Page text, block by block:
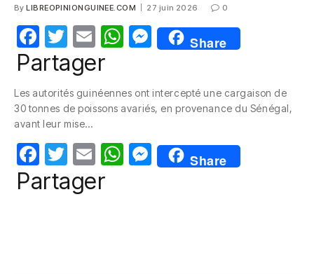
By LIBREOPINIONGUINEE.COM 27 juin 2026 0
F
a
e
b
o
o
k
T
w
itt
er
E
m
W
s
p
p
M
e
e
g
er
Share
Partager
Les autorités guinéennes ont intercepté une cargaison de
30 tonnes de poissons avariés, en provenance du Sénégal,
avant leur mise…
F
a
T
w
itt
E
m
W M
e
Share
Partager